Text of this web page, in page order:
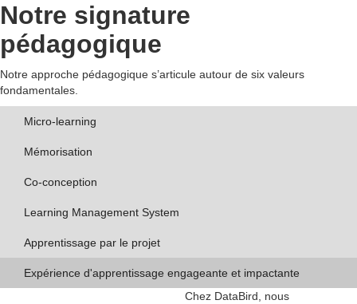
Notre signature
pédagogique
Notre approche pédagogique s’articule autour de six valeurs
fondamentales.
Micro-learning
Mémorisation
Co-conception
Learning Management System
Apprentissage par le projet
Expérience d'apprentissage engageante et impactante
Chez DataBird, nous